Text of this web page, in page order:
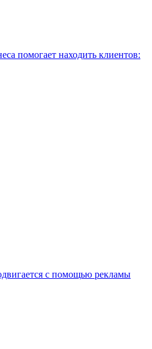
помогает находить клиентов:
с помощью рекламы